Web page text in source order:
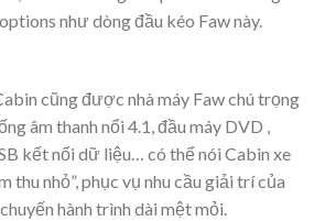
như dòng đầu kéo Faw này.
cũng được nhà máy Faw chú trọng
âm thanh nổi 4.1, đầu máy DVD ,
kết nối dữ liệu… có thể nói Cabin xe
thu nhỏ”, phục vụ nhu cầu giải trí của
hành trình dài mệt mỏi.